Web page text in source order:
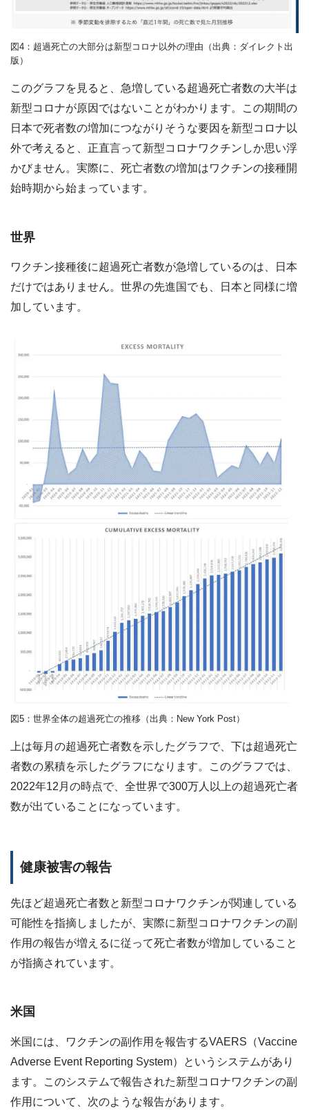
図4：超過死亡の大部分は新型コロナ以外の理由（出典：ダイレクト出
版）
このグラフを見ると、急増している超過死亡者数の大半は
新型コロナが原因ではないことがわかります。この期間の
日本で死者数の増加につながりそうな要因を新型コロナ以
外で考えると、正直言って新型コロナワクチンしか思い浮
かびません。実際に、死亡者数の増加はワクチンの接種開
始時期から始まっています。
世界
ワクチン接種後に超過死亡者数が急増しているのは、日本
だけではありません。世界の先進国でも、日本と同様に増
加しています。
図5：世界全体の超過死亡の推移（出典：New York Post）
上は毎月の超過死亡者数を示したグラフで、下は超過死亡
者数の累積を示したグラフになります。このグラフでは、
2022年12月の時点で、全世界で300万人以上の超過死亡者
数が出ていることになっています。
健康被害の報告
先ほど超過死亡者数と新型コロナワクチンが関連している
可能性を指摘しましたが、実際に新型コロナワクチンの副
作用の報告が増えるに従って死亡者数が増加していること
が指摘されています。
米国
米国には、ワクチンの副作用を報告するVAERS（Vaccine
Adverse Event Reporting System）というシステムがあり
ます。このシステムで報告された新型コロナワクチンの副
作用について、次のような報告があります。